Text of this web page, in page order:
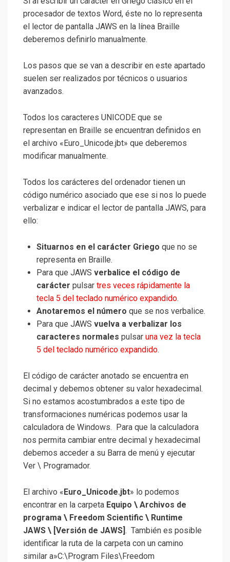
procesador de textos Word, éste no lo representa
el lector de pantalla JAWS en la línea Braille
deberemos definirlo manualmente.
Los pasos que se van a describir en este apartado
suelen ser realizados por técnicos o usuarios
avanzados.
Todos los caracteres UNICODE que se
representan en Braille se encuentran definidos en
el archivo «Euro_Unicode.jbt» que deberemos
modificar manualmente.
Todos los carácteres del ordenador tienen un
código numérico asociado que ese si nos lo puede
verbalizar e indicar el lector de pantalla JAWS, para
ello:
Situarnos en el carácter Griego que no se
representa en Braille.
Para que JAWS verbalice el código de
carácter pulsar tres veces rápidamente la
tecla 5 del teclado numérico expandido.
Anotaremos el número que se nos verbalice.
Para que JAWS vuelva a verbalizar los
caracteres normales pulsar una vez la tecla
5 del teclado numérico expandido.
El código de carácter anotado se encuentra en
decimal y debemos obtener su valor hexadecimal.
Si no estamos acostumbrados a este tipo de
transformaciones numéricas podemos usar la
calculadora de Windows. Para que la calculadora
nos permita cambiar entre decimal y hexadecimal
debemos acceder a su Barra de menú y ejecutar
Ver \ Programador.
El archivo « Euro_Unicode.jbt» lo podemos
encontrar en la carpeta Equipo \ Archivos de
programa \ Freedom Scientific \ Runtime
JAWS \ [Versión de JAWS] . También es posible
identificar la ruta de la carpeta con un camino
similar a»C:\Program Files\Freedom